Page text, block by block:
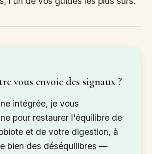
vous envoie des signaux ?
intégrée, je vous
pour restaurer l'équilibre de
et de votre digestion, à
bien des déséquilibres —